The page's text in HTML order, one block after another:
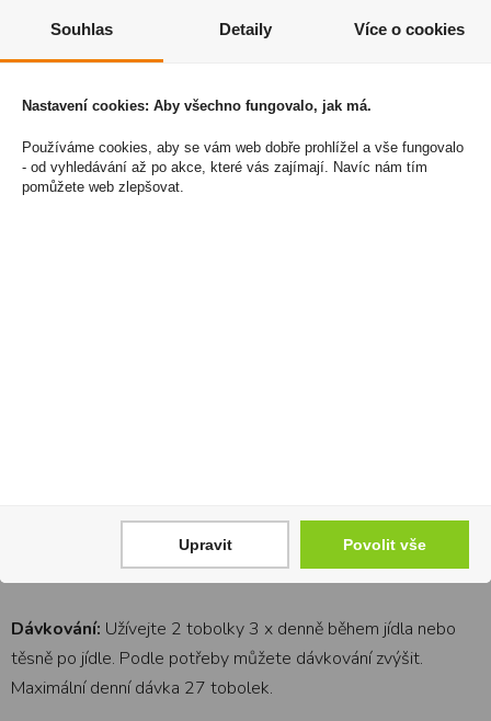
tobolky):
Orientalis
189 mg
sušený kořen Atractylodis
macrocephalae
189 mg
Obal tobolky obsahuje želatinu.
Dávkování: Užívejte 2 tobolky 3 x denně během jídla nebo
těsně po jídle. Podle potřeby můžete dávkování zvýšit.
Maximální denní dávka 27 tobolek.
Souhlas Detaily Více o cookies
Nastavení cookies: Aby všechno fungovalo, jak má.
Používáme cookies, aby se vám web dobře prohlížel a vše fungovalo
- od vyhledávání až po akce, které vás zajímají. Navíc nám tím
pomůžete web zlepšovat.
Upravit Povolit vše